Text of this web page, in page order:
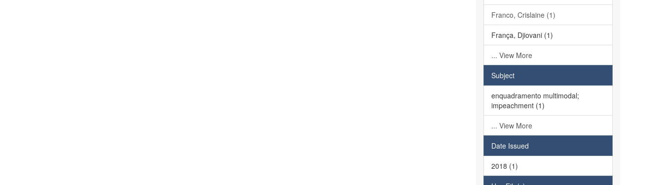
Franco, Crislaine (1)
França, Djiovani (1)
... View More
Subject
enquadramento multimodal;
impeachment (1)
... View More
Date Issued
2018 (1)